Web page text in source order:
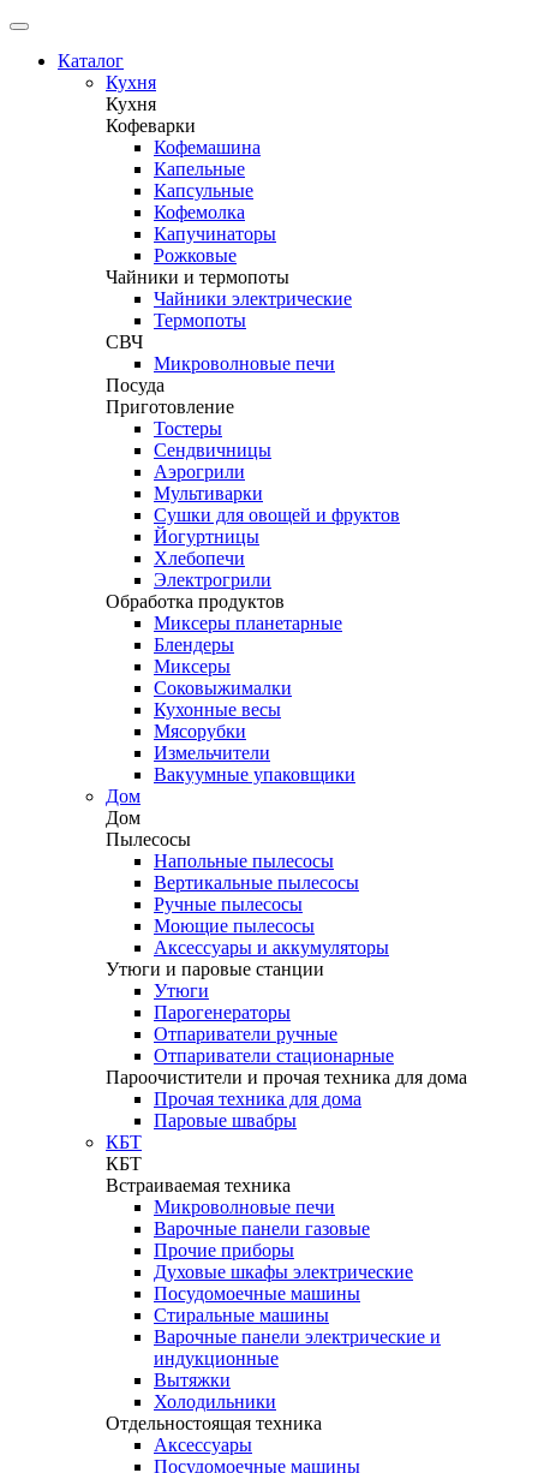
Каталог
Кухня
Кухня
Кофеварки
Кофемашина
Капельные
Капсульные
Кофемолка
Капучинаторы
Рожковые
Чайники и термопоты
Чайники электрические
Термопоты
СВЧ
Микроволновые печи
Посуда
Приготовление
Тостеры
Сендвичницы
Аэрогрили
Мультиварки
Сушки для овощей и фруктов
Йогуртницы
Хлебопечи
Электрогрили
Обработка продуктов
Миксеры планетарные
Блендеры
Миксеры
Соковыжималки
Кухонные весы
Мясорубки
Измельчители
Вакуумные упаковщики
Дом
Дом
Пылесосы
Напольные пылесосы
Вертикальные пылесосы
Ручные пылесосы
Моющие пылесосы
Аксессуары и аккумуляторы
Утюги и паровые станции
Утюги
Парогенераторы
Отпариватели ручные
Отпариватели стационарные
Пароочистители и прочая техника для дома
Прочая техника для дома
Паровые швабры
КБТ
КБТ
Встраиваемая техника
Микроволновые печи
Варочные панели газовые
Прочие приборы
Духовые шкафы электрические
Посудомоечные машины
Стиральные машины
Варочные панели электрические и
индукционные
Вытяжки
Холодильники
Отдельностоящая техника
Аксессуары
Посудомоечные машины